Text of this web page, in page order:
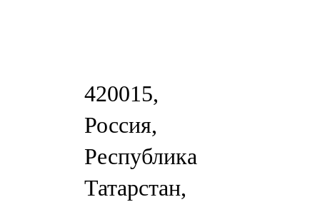
420015,
Россия,
Республика
Татарстан,